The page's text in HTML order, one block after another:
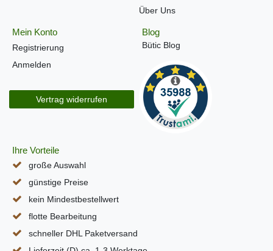
Über Uns
Mein Konto
Registrierung
Anmelden
Vertrag widerrufen
Blog
Bütic Blog
Ihre Vorteile
große Auswahl
günstige Preise
kein Mindestbestellwert
flotte Bearbeitung
schneller DHL Paketversand